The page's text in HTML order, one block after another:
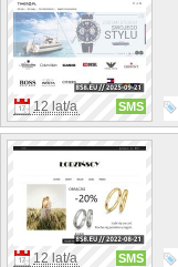
12 lat/a SMS
12 lat/a SMS